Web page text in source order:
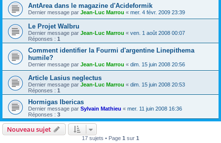
AntArea dans le magazine d'Acideformik
Dernier message par Jean-Luc Marrou « mer. 4 févr. 2009 23:39
Le Projet Walbru
Dernier message par Jean-Luc Marrou « ven. 1 août 2008 00:07
Réponses : 1
Comment identifier la Fourmi d'argentine Linepithema
humile?
Dernier message par Jean-Luc Marrou « dim. 15 juin 2008 20:56
Article Lasius neglectus
Dernier message par Jean-Luc Marrou « dim. 15 juin 2008 20:53
Réponses : 1
Hormigas Ibericas
Dernier message par Sylvain Mathieu « mer. 11 juin 2008 16:36
Réponses : 3
Nouveau sujet
17 sujets • Page 1 sur 1